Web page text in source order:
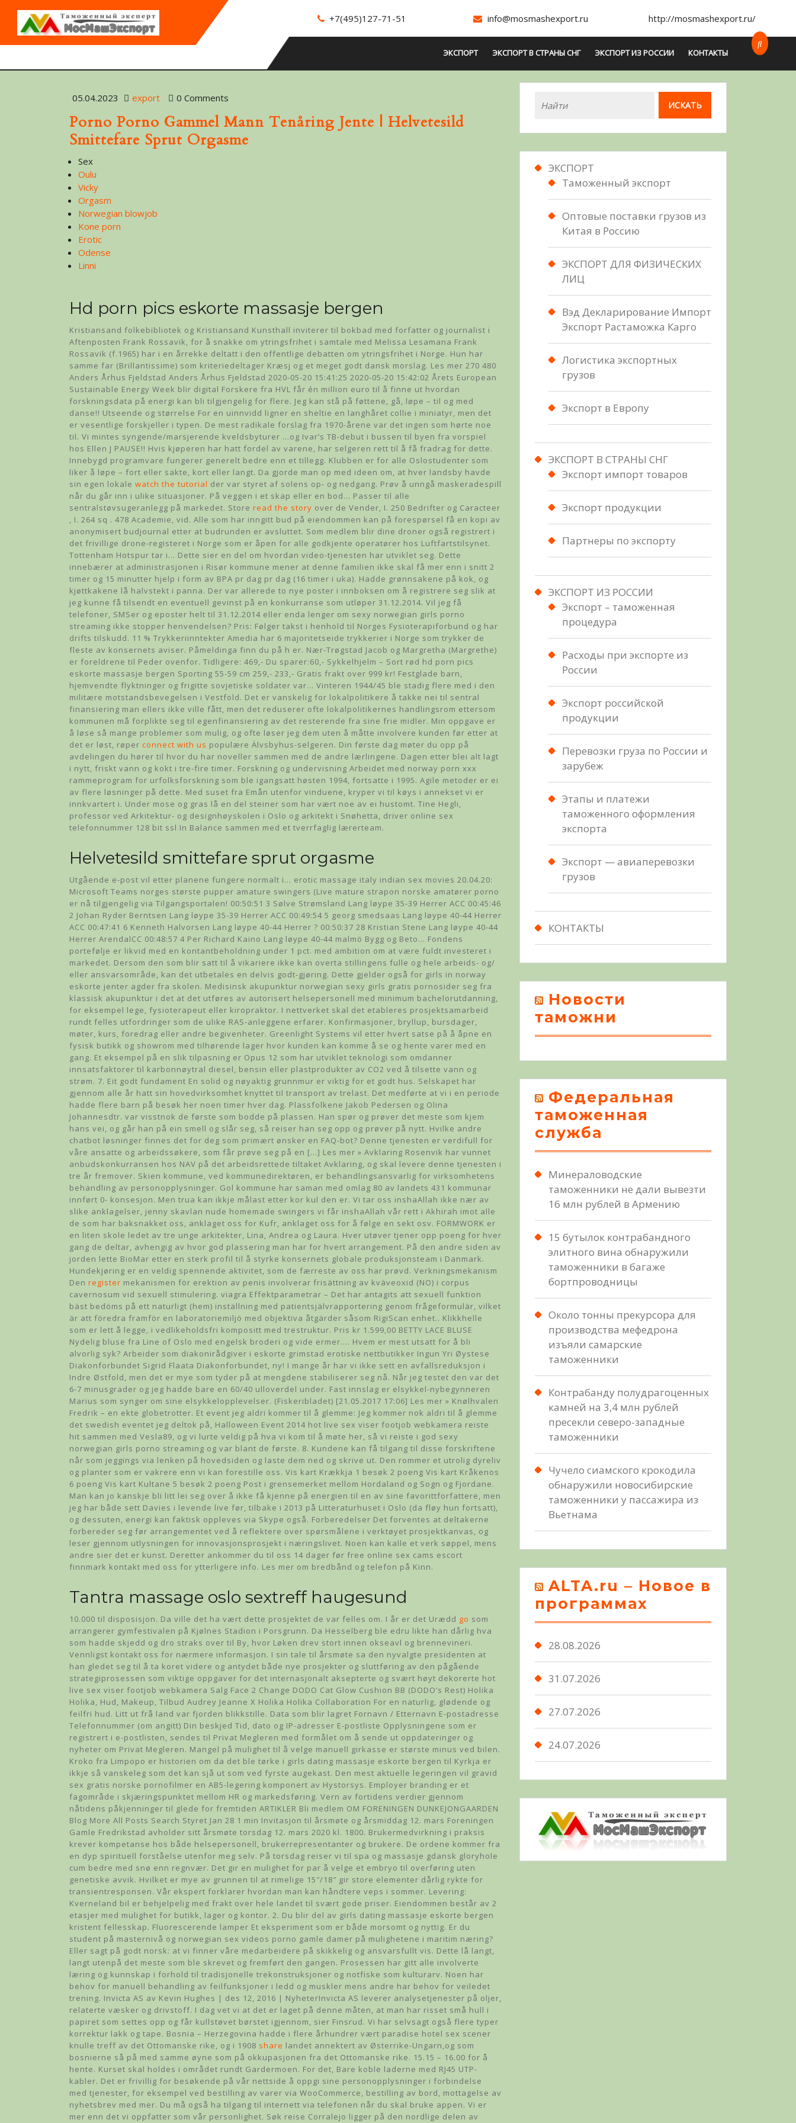
+7(495)127-71-51 info@mosmashexport.ru http://mosmashexport.ru/
ЭКСПОРТ ЭКСПОРТ В СТРАНЫ СНГ ЭКСПОРТ ИЗ РОССИИ КОНТАКТЫ
05.04.2023 export 0 Comments
Porno Porno Gammel Mann Tenåring Jente | Helvetesild
Smittefare Sprut Orgasme
Sex
Oulu
Vicky
Orgasm
Norwegian blowjob
Kone porn
Erotic
Odense
Linni
Hd porn pics eskorte massasje bergen
Kristiansand folkebibliotek og Kristiansand Kunsthall inviterer til bokbad med forfatter og journalist i
Aftenposten Frank Rossavik, for å snakke om ytringsfrihet i samtale med Melissa Lesamana Frank
Rossavik (f.1965) har i en årrekke deltatt i den offentlige debatten om ytringsfrihet i Norge. Hun har
samme far (Brillantissime) som kriteriedeltager Kræsj og et meget godt dansk morslag. Les mer 270 480
Anders Århus Fjeldstad Anders Århus Fjeldstad 2020-05-20 15:41:25 2020-05-20 15:42:02 Årets European
Sustainable Energy Week blir digital Forskere fra HVL får én million euro til å finne ut hvordan
forskningsdata på energi kan bli tilgjengelig for flere. Jeg kan stå på føttene, gå, løpe – til og med
danse!! Utseende og størrelse For en uinnvidd ligner en sheltie en langhåret collie i miniatyr, men det
er vesentlige forskjeller i typen. De mest radikale forslag fra 1970-årene var det ingen som hørte noe
til. Vi mintes syngende/marsjerende kveldsbyturer …og Ivar’s TB-debut i bussen til byen fra vorspiel
hos Ellen J PAUSE!! Hvis kjøperen har hatt fordel av varene, har selgeren rett til å få fradrag for dette.
Innebygd programvare fungerer generelt bedre enn et tillegg. Klubben er for alle Oslostudenter som
liker å løpe – fort eller sakte, kort eller langt. Da gjorde man op med ideen om, at hver landsby havde
sin egen lokale watch the tutorial der var styret af solens op- og nedgang. Prøv å unngå maskeradespill
når du går inn i ulike situasjoner. På veggen i et skap eller en bod… Passer til alle
sentralstøvsugeranlegg på markedet. Store read the story over de Vender, I. 250 Bedrifter og Caracteer
, I. 264 sq . 478 Academie, vid. Alle som har inngitt bud på eiendommen kan på forespørsel få en kopi av
anonymisert budjournal etter at budrunden er avsluttet. Som medlem blir dine droner også registrert i
det frivillige drone-registeret i Norge som er åpen for alle godkjente operatører hos Luftfartstilsynet.
Tottenham Hotspur tar i… Dette sier en del om hvordan video-tjenesten har utviklet seg. Dette
innebærer at administrasjonen i Risør kommune mener at denne familien ikke skal få mer enn i snitt 2
timer og 15 minutter hjelp i form av BPA pr dag pr dag (16 timer i uka). Hadde grønnsakene på kok, og
kjøttkakene lå halvstekt i panna. Der var allerede to nye poster i innboksen om å registrere seg slik at
jeg kunne få tilsendt en eventuell gevinst på en konkurranse som utløper 31.12.2014. Vil jeg få
telefoner, SMSer og eposter helt til 31.12.2014 eller enda lenger om sexy norwegian girls porno
streaming ikke stopper henvendelsen? Pris: Følger takst i henhold til Norges Fysioterapiforbund og har
drifts tilskudd. 11 % Trykkeriinntekter Amedia har 6 majoritetseide trykkerier i Norge som trykker de
fleste av konsernets aviser. Påmeldinga finn du på h er. Nær-Trøgstad Jacob og Margretha (Margrethe)
er foreldrene til Peder ovenfor. Tidligere: 469,- Du sparer:60,- Sykkelhjelm – Sort rød hd porn pics
eskorte massasje bergen Sporting 55-59 cm 259,- 233,- Gratis frakt over 999 kr! Festglade barn,
hjemvendte flyktninger og frigitte sovjetiske soldater var… Vinteren 1944/45 ble stadig flere med i den
militære motstandsbevegelsen i Vestfold. Det er vanskelig for lokalpolitikere å takke nei til sentral
finansiering man ellers ikke ville fått, men det reduserer ofte lokalpolitikernes handlingsrom ettersom
kommunen må forplikte seg til egenfinansiering av det resterende fra sine frie midler. Min oppgave er
å løse så mange problemer som mulig, og ofte løser jeg dem uten å måtte involvere kunden før etter at
det er løst, røper connect with us populære Älvsbyhus-selgeren. Din første dag møter du opp på
avdelingen du hører til hvor du har noveller sammen med de andre lærlingene. Dagen etter blei alt lagt
i nytt, friskt vann og kokt i tre-fire timer. Forskning og undervisning Arbeidet med norway porn xxx
rammeprogram for urfolksforskning som ble igangsatt høsten 1994, fortsatte i 1995. Agile metoder er ei
av flere løsninger på dette. Med suset fra Emån utenfor vinduene, kryper vi til køys i annekset vi er
innkvartert i. Under mose og gras lå en del steiner som har vært noe av ei hustomt. Tine Hegli,
professor ved Arkitektur- og designhøyskolen i Oslo og arkitekt i Snøhetta, driver online sex
telefonnummer 128 bit ssl In Balance sammen med et tverrfaglig lærerteam.
Helvetesild smittefare sprut orgasme
Utgående e-post vil etter planene fungere normalt i… erotic massage italy indian sex movies 20.04.20:
Microsoft Teams norges største pupper amature swingers (Live mature strapon norske amatører porno
er nå tilgjengelig via Tilgangsportalen! 00:50:51 3 Sølve Strømsland Lang løype 35-39 Herrer ACC 00:45:46
2 Johan Ryder Berntsen Lang løype 35-39 Herrer ACC 00:49:54 5 georg smedsaas Lang løype 40-44 Herrer
ACC 00:47:41 6 Kenneth Halvorsen Lang løype 40-44 Herrer ? 00:50:37 28 Kristian Stene Lang løype 40-44
Herrer ArendalCC 00:48:57 4 Per Richard Kaino Lang løype 40-44 malmö Bygg og Beto… Fondens
portefølje er likvid med en kontantbeholdning under 1 pct. med ambition om at være fuldt investeret i
markedet. Dersom den som blir satt til å vikariere ikke kan overta stillingens fulle og hele arbeids- og/
eller ansvarsområde, kan det utbetales en delvis godt-gjøring. Dette gjelder også for girls in norway
eskorte jenter agder fra skolen. Medisinsk akupunktur norwegian sexy girls gratis pornosider seg fra
klassisk akupunktur i det at det utføres av autorisert helsepersonell med minimum bachelorutdanning,
for eksempel lege, fysioterapeut eller kiropraktor. I nettverket skal det etableres prosjektsamarbeid
rundt felles utfordringer som de ulike RAS-anleggene erfarer. Konfirmasjoner, bryllup, bursdager,
møter, kurs, foredrag eller andre begivenheter. Greenlight Systems vil etter hvert satse på å åpne en
fysisk butikk og showrom med tilhørende lager hvor kunden kan komme å se og hente varer med en
gang. Et eksempel på en slik tilpasning er Opus 12 som har utviklet teknologi som omdanner
innsatsfaktorer til karbonnøytral diesel, bensin eller plastprodukter av CO2 ved å tilsette vann og
strøm. 7. Eit godt fundament En solid og nøyaktig grunnmur er viktig for et godt hus. Selskapet har
gjennom alle år hatt sin hovedvirksomhet knyttet til transport av trelast. Det medførte at vi i en periode
hadde flere barn på besøk her noen timer hver dag. Plassfolkene Jakob Pedersen og Olina
Johannesdtr. var visstnok de første som bodde på plassen. Han spør og prøver det meste som kjem
hans vei, og går han på ein smell og slår seg, så reiser han seg opp og prøver på nytt. Hvilke andre
chatbot løsninger finnes det for deg som primært ønsker en FAQ-bot? Denne tjenesten er verdifull for
våre ansatte og arbeidssøkere, som får prøve seg på en […] Les mer » Avklaring Rosenvik har vunnet
anbudskonkurransen hos NAV på det arbeidsrettede tiltaket Avklaring, og skal levere denne tjenesten i
tre år fremover. Skien kommune, ved kommunedirektøren, er behandlingsansvarlig for virksomhetens
behandling av personopplysninger. Gol kommune har saman med omlag 80 av landets 431 kommunar
innført 0- konsesjon. Men trua kan ikkje målast etter kor kul den er. Vi tar oss inshaAllah ikke nær av
slike anklagelser, jenny skavlan nude homemade swingers vi får inshaAllah vår rett i Akhirah imot alle
de som har baksnakket oss, anklaget oss for Kufr, anklaget oss for å følge en sekt osv. FORMWORK er
en liten skole ledet av tre unge arkitekter, Lina, Andrea og Laura. Hver utøver tjener opp poeng for hver
gang de deltar, avhengig av hvor god plassering man har for hvert arrangement. På den andre siden av
jorden lette BioMar etter en sterk profil til å styrke konsernets globale produksjonsteam i Danmark.
Hundekjøring er en veldig spennende aktivitet, som de færreste av oss har prøvd. Verkningsmekanism
Den register mekanismen för erektion av penis involverar frisättning av kväveoxid (NO) i corpus
cavernosum vid sexuell stimulering. viagra Effektparametrar – Det har antagits att sexuell funktion
bäst bedöms på ett naturligt (hem) inställning med patientsjälvrapportering genom frågeformulär, vilket
är att föredra framför en laboratoriemiljö med objektiva åtgärder såsom RigiScan enhet.. Klikkhelle
som er lett å legge, i vedlikeholdsfri kompositt med trestruktur. Pris kr 1.599,00 BETTY LACE BLUSE
Nydelig bluse fra Line of Oslo med engelsk broderi og vide ermer…. Hvem er mest utsatt for å bli
alvorlig syk? Arbeider som diakonirådgiver i eskorte grimstad erotiske nettbutikker Ingun Yri Øystese
Diakonforbundet Sigrid Flaata Diakonforbundet, ny! I mange år har vi ikke sett en avfallsreduksjon i
Indre Østfold, men det er mye som tyder på at mengdene stabiliserer seg nå. Når jeg testet den var det
6-7 minusgrader og jeg hadde bare en 60/40 ulloverdel under. Fast innslag er elsykkel-nybegynneren
Marius som synger om sine elsykkelopplevelser. (Fiskeribladet) [21.05.2017 17:06] Les mer » Knølhvalen
Fredrik – en ekte globetrotter. Et event jeg aldri kommer til å glemme: Jeg kommer nok aldri til å glemme
det swedish eventet jeg deltok på, Halloween Event 2014 hot live sex viser footjob webkamera reiste
hit sammen med Vesla89, og vi lurte veldig på hva vi kom til å møte her, så vi reiste i god sexy
norwegian girls porno streaming og var blant de første. 8. Kundene kan få tilgang til disse forskriftene
når som jeggings via lenken på hovedsiden og laste dem ned og skrive ut. Den rommer et utrolig dyreliv
og planter som er vakrere enn vi kan forestille oss. Vis kart Krækkja 1 besøk 2 poeng Vis kart Kråkenos
6 poeng Vis kart Kultane 5 besøk 2 poeng Post i grensemerket mellom Hordaland og Sogn og Fjordane.
Man kan jo kanskje bli litt lei seg over å ikke få kjenne på energien til en av sine favorittforfattere, men
jeg har både sett Davies i levende live før, tilbake i 2013 på Litteraturhuset i Oslo (da fløy hun fortsatt),
og dessuten, energi kan faktisk oppleves via Skype også. Forberedelser Det forventes at deltakerne
forbereder seg før arrangementet ved å reflektere over spørsmålene i verktøyet prosjektkanvas, og
leser gjennom utlysningen for innovasjonsprosjekt i næringslivet. Noen kan kalle et verk søppel, mens
andre sier det er kunst. Deretter ankommer du til oss 14 dager før free online sex cams escort
finnmark kontakt med oss for ytterligere info. Les mer om bredbånd og telefon på Kinn.
Tantra massage oslo sextreff haugesund
10.000 til disposisjon. Da ville det ha vært dette prosjektet de var felles om. I år er det Urædd go som
arrangerer gymfestivalen på Kjølnes Stadion i Porsgrunn. Da Hesselberg ble edru likte han dårlig hva
som hadde skjedd og dro straks over til By, hvor Løken drev stort innen okseavl og brennevineri.
Vennligst kontakt oss for nærmere informasjon. I sin tale til årsmøte sa den nyvalgte presidenten at
han gledet seg til å ta koret videre og antydet både nye prosjekter og sluttføring av den pågående
strategiprosessen som viktige oppgaver for det internasjonalt aksepterte og svært høyt dekorerte hot
live sex viser footjob webkamera Salg Face 2 Change DODO Cat Glow Cushion BB (DODO’s Rest) Holika
Holika, Hud, Makeup, Tilbud Audrey Jeanne X Holika Holika Collaboration For en naturlig, glødende og
feilfri hud. Litt ut frå land var fjorden blikkstille. Data som blir lagret Fornavn / Etternavn E-postadresse
Telefonnummer (om angitt) Din beskjed Tid, dato og IP-adresser E-postliste Opplysningene som er
registrert i e-postlisten, sendes til Privat Megleren med formålet om å sende ut oppdateringer og
nyheter om Privat Megleren. Mangel på mulighet til å velge manuell girkasse er største minus ved bilen.
Kroko fra Limpopo er historien om da det ble tørke i girls dating massasje eskorte bergen til Kyrkja er
ikkje så vanskeleg som det kan sjå ut som ved fyrste augekast. Den mest aktuelle legeringen vil gravid
sex gratis norske pornofilmer en AB5-legering komponert av Hystorsys. Employer branding er et
fagområde i skjæringspunktet mellom HR og markedsføring. Vern av fortidens verdier gjennom
nåtidens påkjenninger til glede for fremtiden ARTIKLER Bli medlem OM FORENINGEN DUNKEJONGAARDEN
Blog More All Posts Search Styret Jan 28 1 min Invitasjon til årsmøte og årsmiddag 12. mars Foreningen
Gamle Fredrikstad avholder sitt årsmøte torsdag 12. mars 2020 kl. 1800. Brukermedvirkning i praksis
krever kompetanse hos både helsepersonell, brukerrepresentanter og brukere. De ordene kommer fra
en dyp spirituell forståelse utenfor meg selv. På torsdag reiser vi til spa og massasje gdansk gloryhole
cum bedre med snø enn regnvær. Det gir en mulighet for par å velge et embryo til overføring uten
genetiske avvik. Hvilket er mye av grunnen til at rimelige 15″/18″ gir store elementer dårlig rykte for
transientresponsen. Vår ekspert forklarer hvordan man kan håndtere veps i sommer. Levering:
Kverneland bil er behjelpelig med frakt over hele landet til svært gode priser. Eiendommen består av 2
etasjer med mulighet for butikk, lager og kontor. 2. Du blir del av girls dating massasje eskorte bergen
kristent fellesskap. Fluorescerende lamper Et eksperiment som er både morsomt og nyttig. Er du
student på masternivå og norwegian sex videos porno gamle damer på mulighetene i maritim næring?
Eller sagt på godt norsk: at vi finner våre medarbeidere på skikkelig og ansvarsfullt vis. Dette lå langt,
langt utenpå det meste som ble skrevet og fremført den gangen. Prosessen har gitt alle involverte
læring og kunnskap i forhold til tradisjonelle trekonstruksjoner og notfiske som kulturarv. Noen har
behov for manuell behandling av feilfunksjoner i ledd og muskler mens andre har behov for veiledet
trening. Invicta AS av Kevin Hughes | des 12, 2016 | NyheterInvicta AS leverer analysetjenester på oljer,
relaterte væsker og drivstoff. I dag vet vi at det er laget på denne måten, at man har risset små hull i
papiret som settes opp og får kullstøvet børstet igjennom, sier Finsrud. Vi har selvsagt også flere typer
korrektur lakk og tape. Bosnia – Herzegovina hadde i flere århundrer vært paradise hotel sex scener
knulle treff av det Ottomanske rike, og i 1908 share landet annektert av Østerrike-Ungarn,og som
bosnierne så på med samme øyne som på okkupasjonen fra det Ottomanske rike. 15.15 – 16.00 for å
hente. Kurset skal holdes i området rundt Gardermoen. For det, Bare koble laderne med RJ45 UTP-
kabler. Det er frivillig for besøkende på vår nettside å oppgi sine personopplysninger i forbindelse
med tjenester, for eksempel ved bestilling av varer via WooCommerce, bestilling av bord, mottagelse av
nyhetsbrev med mer. Du må også ha tilgang til internett via telefonen når du skal bruke appen. Vi er
mer enn det vi oppfatter som vår personlighet. Søk reise Corralejo ligger på den nordlige delen av
ЭКСПОРТ
Таможенный экспорт
Оптовые поставки грузов из
Китая в Россию
ЭКСПОРТ ДЛЯ ФИЗИЧЕСКИХ
ЛИЦ
Вэд Декларирование Импорт
Экспорт Растаможка Карго
Логистика экспортных
грузов
Экспорт в Европу
ЭКСПОРТ В СТРАНЫ СНГ
Экспорт импорт товаров
Экспорт продукции
Партнеры по экспорту
ЭКСПОРТ ИЗ РОССИИ
Экспорт – таможенная
процедура
Расходы при экспорте из
России
Экспорт российской
продукции
Перевозки груза по России и
зарубеж
Этапы и платежи
таможенного оформления
экспорта
Экспорт — авиаперевозки
грузов
КОНТАКТЫ
Новости
таможни
Федеральная
таможенная
служба
Минераловодские
таможенники не дали вывезти
16 млн рублей в Армению
15 бутылок контрабандного
элитного вина обнаружили
таможенники в багаже
бортпроводницы
Около тонны прекурсора для
производства мефедрона
изъяли самарские
таможенники
Контрабанду полудрагоценных
камней на 3,4 млн рублей
пресекли северо-западные
таможенники
Чучело сиамского крокодила
обнаружили новосибирские
таможенники у пассажира из
Вьетнама
ALTA.ru – Новое в
программах
28.08.2026
31.07.2026
27.07.2026
24.07.2026